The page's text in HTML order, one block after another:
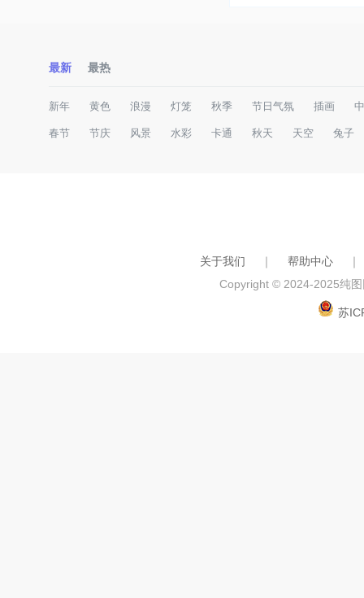
最新 最热
新年 黄色 浪漫 灯笼 秋季 节日气氛 插画
春节 节庆 风景 水彩 卡通 秋天 天空 兔子
关于我们 ｜ 帮助中心
｜
Copyright © 2024-2025纯
苏